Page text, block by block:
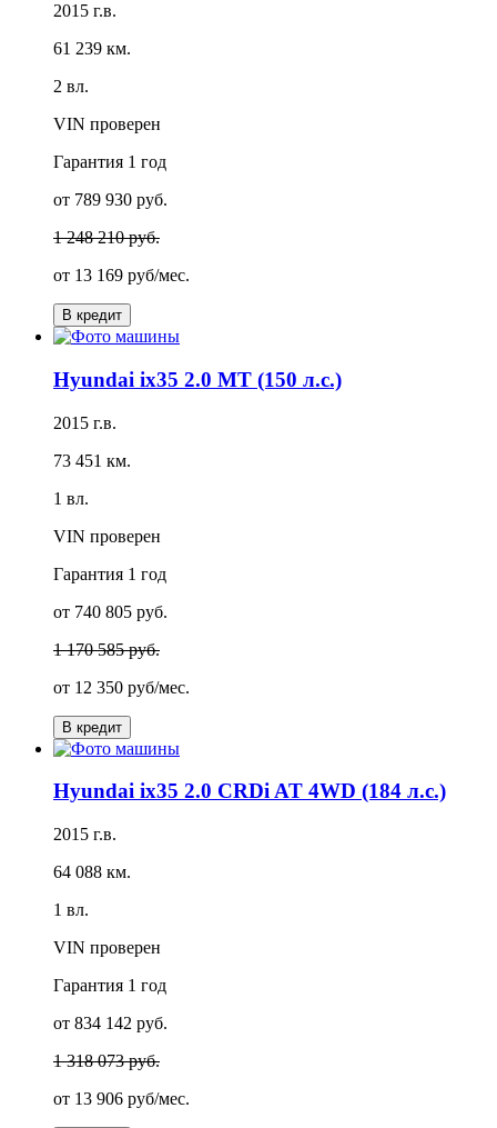
2015 г.в.
61 239 км.
2 вл.
VIN проверен
Гарантия 1 год
от 789 930 руб.
1 248 210 руб.
от 13 169 руб/мес.
В кредит
Hyundai ix35 2.0 MT (150 л.с.)
2015 г.в.
73 451 км.
1 вл.
VIN проверен
Гарантия 1 год
от 740 805 руб.
1 170 585 руб.
от 12 350 руб/мес.
В кредит
Hyundai ix35 2.0 CRDi AT 4WD (184 л.с.)
2015 г.в.
64 088 км.
1 вл.
VIN проверен
Гарантия 1 год
от 834 142 руб.
1 318 073 руб.
от 13 906 руб/мес.